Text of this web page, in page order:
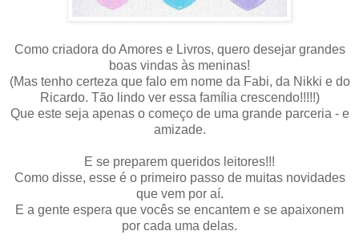
Como criadora do Amores e Livros, quero desejar grandes
boas vindas às meninas!
(Mas tenho certeza que falo em nome da Fabi, da Nikki e do
Ricardo. Tão lindo ver essa família crescendo!!!!!)
Que este seja apenas o começo de uma grande parceria - e
amizade.
E se preparem queridos leitores!!!
Como disse, esse é o primeiro passo de muitas novidades
que vem por aí.
E a gente espera que vocês se encantem e se apaixonem
por cada uma delas.